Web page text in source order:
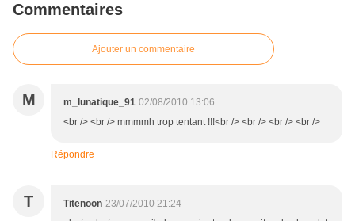
Commentaires
Ajouter un commentaire
M m_lunatique_91 02/08/2010 13:06
<br /> <br /> mmmmh trop tentant !!!<br /> <br /> <br /> <br />
Répondre
T Titenoon 23/07/2010 21:24